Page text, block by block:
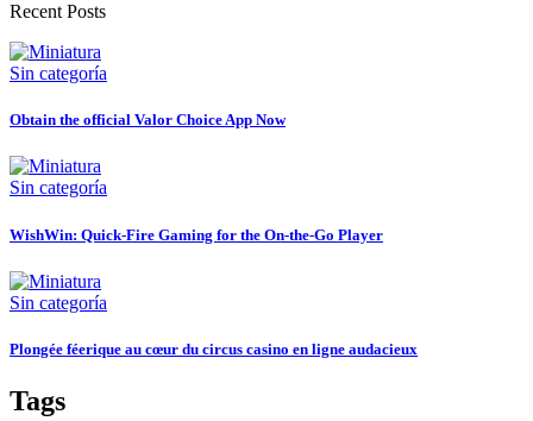
Recent Posts
Sin categoría
Obtain the official Valor Choice App Now
Sin categoría
WishWin: Quick‑Fire Gaming for the On‑the‑Go Player
Sin categoría
Plongée féerique au cœur du circus casino en ligne audacieux
Tags